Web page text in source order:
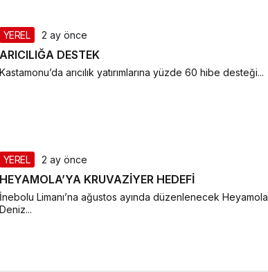
YEREL 2 ay önce
ARICILIĞA DESTEK
Kastamonu’da arıcılık yatırımlarına yüzde 60 hibe desteği...
YEREL 2 ay önce
HEYAMOLA’YA KRUVAZİYER HEDEFİ
İnebolu Limanı’na ağustos ayında düzenlenecek Heyamola
Deniz...